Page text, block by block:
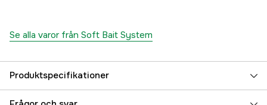
Se alla varor från Soft Bait System
Produktspecifikationer
Referensnummer 5000011797